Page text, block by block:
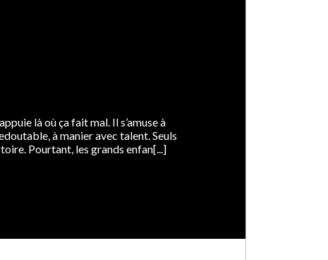
là où ça fait mal. Il s’amuse à
à manier avec talent. Seuls
Pourtant, les grands enfan[...]